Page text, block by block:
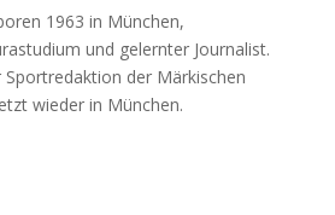
1963 in München,
und gelernter Journalist.
Sportredaktion der Märkischen
wieder in München.